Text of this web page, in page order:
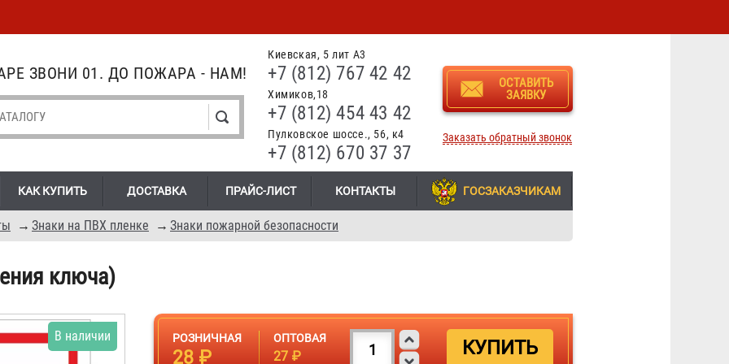
Киевская, 5 лит А3
+7 (812) 767 42 42
Химиков,18
+7 (812) 454 43 42
Пулковское шоссе., 56, к4
+7 (812) 670 37 37
ОСТАВИТЬ
ЗАЯВКУ
Заказать обратный звонок
ЗВОНИ 01. ДО ПОЖАРА - НАМ!
КАК КУПИТЬ ДОСТАВКА ПРАЙС-ЛИСТ КОНТАКТЫ ГОСЗАКАЗЧИКАМ
→ Знаки на ПВХ пленке → Знаки пожарной безопасности
ключа)
В наличии РОЗНИЧНАЯ
28 ₽
ОПТОВАЯ
27 ₽